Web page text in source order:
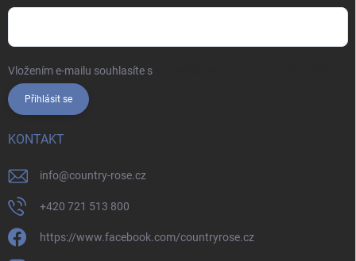
Vložením e-mailu souhlasíte s
Přihlásit se
KONTAKT
info@country-rose.cz
+420 721 513 800
https://www.facebook.com/countryrose.cz